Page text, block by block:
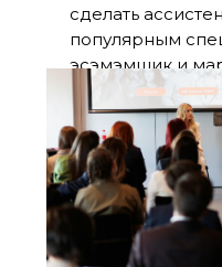
сделать
популярным
эсэмэмщик и